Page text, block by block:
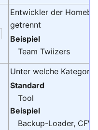
Entwickler der
getrennt
Beispiel
Team Twiizers
Unter welche
Standard
Tool
Beispiel
Backup-Loader,